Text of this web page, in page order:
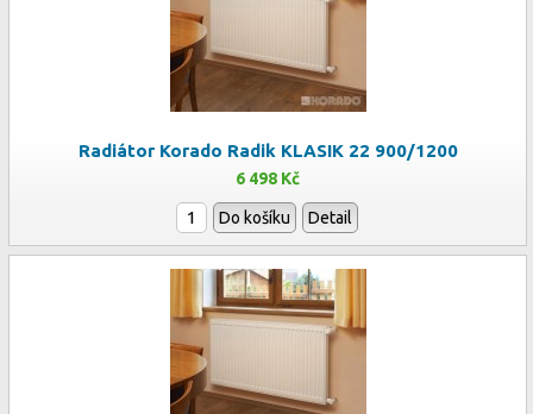
Radiátor Korado Radik KLASIK 22 900/1200
6 498 Kč
Do košíku Detail